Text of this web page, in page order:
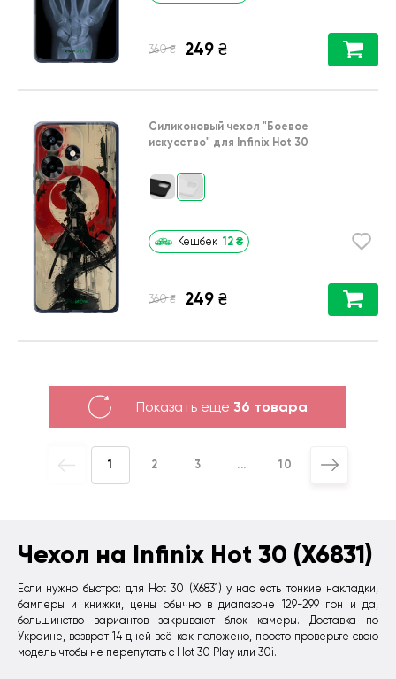
Чехол на Infinix Hot 30 (X6831)
Если нужно быстро: для Hot 30 (X6831) у нас есть тонкие накладки,
бамперы и книжки, цены обычно в диапазоне 129-299 грн и да,
большинство вариантов закрывают блок камеры. Доставка по
Украине, возврат 14 дней всё как положено, просто проверьте свою
модель чтобы не перепутать с Hot 30 Play или 30i.
360 ₴ 249 ₴
Силиконовый чехол "Боевое
искусство" для Infinix Hot 30
Кешбек 12 ₴
360 ₴ 249 ₴
Показать еще 36 товара
1 2 3 ... 10